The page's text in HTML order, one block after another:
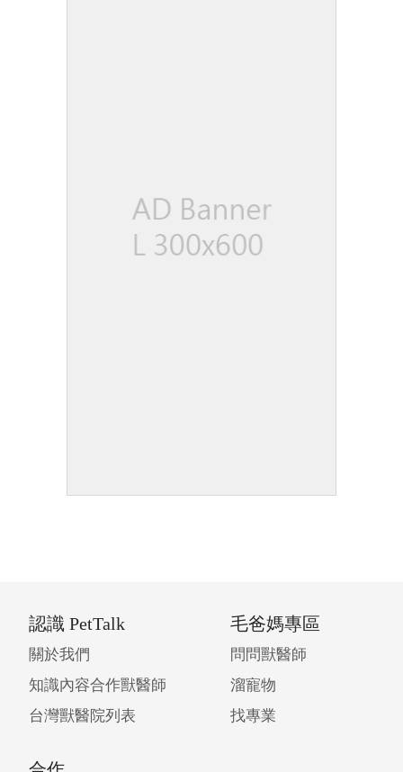
認識 PetTalk
關於我們
知識內容合作獸醫師
台灣獸醫院列表
毛爸媽專區
問問獸醫師
溜寵物
找專業